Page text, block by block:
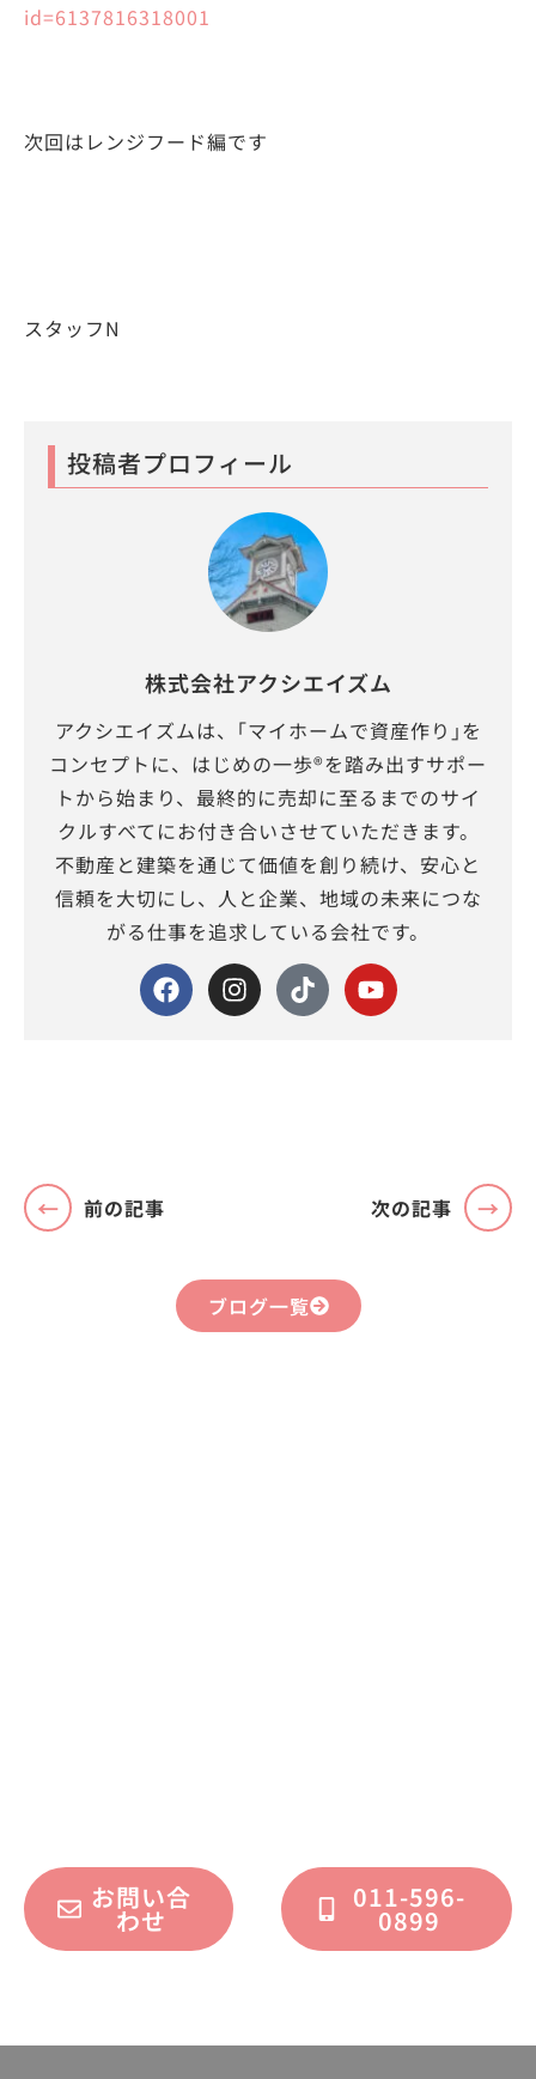
id=6137816318001
次回はレンジフード編です
スタッフN
投稿者プロフィール
株式会社アクシエイズム
アクシエイズムは、｢マイホームで資産作り｣を
コンセプトに、はじめの一歩®を踏み出すサポー
トから始まり、最終的に売却に至るまでのサイ
クルすべてにお付き合いさせていただきます。
不動産と建築を通じて価値を創り続け、安心と
信頼を大切にし、人と企業、地域の未来につな
がる仕事を追求している会社です。
前の記事 次の記事
ブログ一覧
お問い合
わせ
011-596-
0899